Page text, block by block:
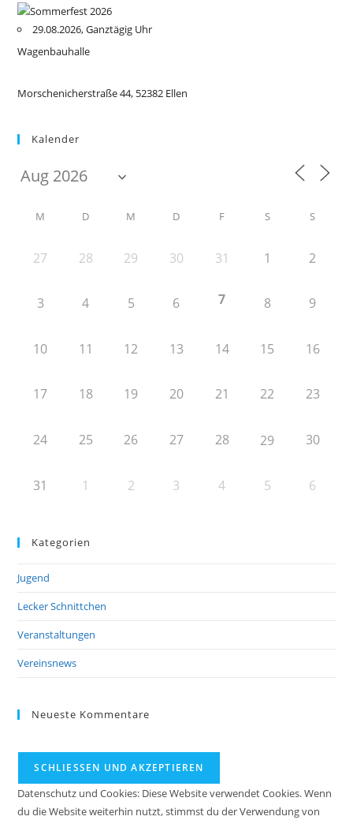
29.08.2026, Ganztägig Uhr
Wagenbauhalle
Morschenicherstraße 44, 52382 Ellen
Kalender
M D M D F S S
27 28 29 30 31 1 2
3 4 5 6 7 8 9
10 11 12 13 14 15 16
17 18 19 20 21 22 23
24 25 26 27 28 29 30
31 1 2 3 4 5 6
Kategorien
Jugend
Lecker Schnittchen
Veranstaltungen
Vereinsnews
Neueste Kommentare
Datenschutz und Cookies: Diese Website verwendet Cookies. Wenn
du die Website weiterhin nutzt, stimmst du der Verwendung von